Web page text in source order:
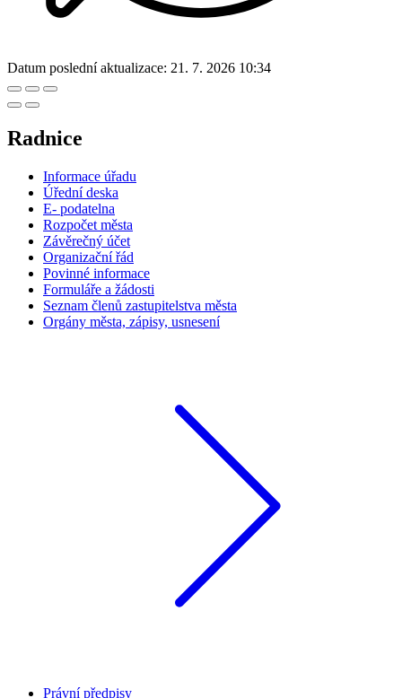
Datum poslední aktualizace: 21. 7. 2026 10:34
Radnice
Informace úřadu
Úřední deska
E- podatelna
Rozpočet města
Závěrečný účet
Organizační řád
Povinné informace
Formuláře a žádosti
Seznam členů zastupitelstva města
Orgány města, zápisy, usnesení
Právní předpisy